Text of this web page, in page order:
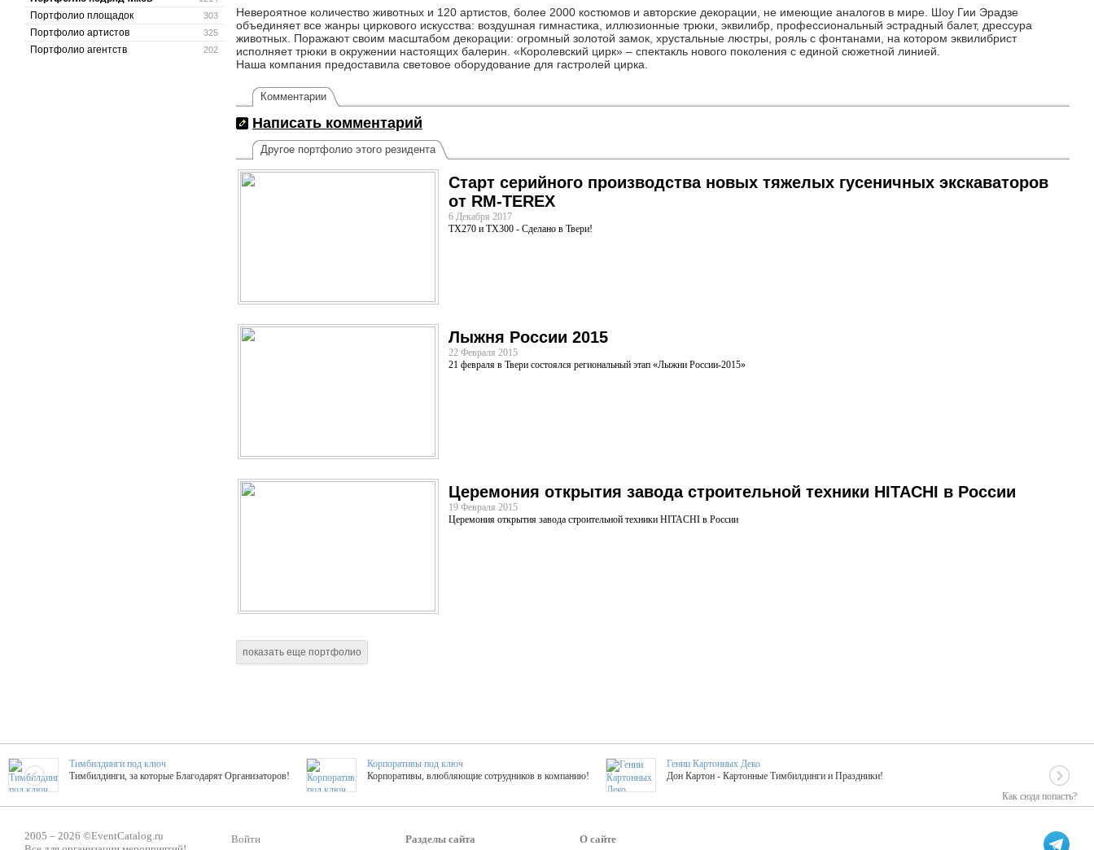
303
Портфолио площадок
325
Портфолио артистов
202
Портфолио агентств
Невероятное количество животных и 120 артистов, более 2000 костюмов и авторские декорации, не имеющие аналогов в мире. Шоу Гии Эрадзе
объединяет все жанры циркового искусства: воздушная гимнастика, иллюзионные трюки, эквилибр, профессиональный эстрадный балет, дрессура
животных. Поражают своим масштабом декорации: огромный золотой замок, хрустальные люстры, рояль с фонтанами, на котором эквилибрист
исполняет трюки в окружении настоящих балерин. «Королевский цирк» – спектакль нового поколения с единой сюжетной линией.
Наша компания предоставила световое оборудование для гастролей цирка.
Комментарии
Написать комментарий
Другое портфолио этого резидента
Cтарт серийного производства новых тяжелых гусеничных экскаваторов
от RM-TEREX
6 Декабря 2017
ТX270 и ТХ300 - Сделано в Твери!
Лыжня России 2015
22 Февраля 2015
21 февраля в Твери состоялся региональный этап «Лыжни России-2015»
Церемония открытия завода строительной техники HITACHI в России
19 Февраля 2015
Церемония открытия завода строительной техники HITACHI в России
показать еще портфолио
Как сюда попасть?
Тимбилдинги под ключ
Тимбилдинги, за которые Благодарят Организаторов!
Корпоративы под ключ
Корпоративы, влюбляющие сотрудников в компанию!
Гении Картонных Деко
Дон Картон - Картонные Тимбилдинги и Праздники!
ТОПовые мастер-классы на мероприятие! Гибкие цены!
Более 420 мастер-классов на выезде на мероприятие!
2005 – 2026 ©EventCatalog.ru
Войти Разделы сайта О сайте